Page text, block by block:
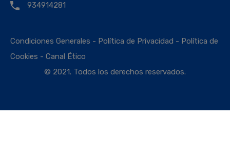
934914281
Condiciones Generales - Política de Privacidad - Política de
Cookies - Canal Ético
© 2021. Todos los derechos reservados.